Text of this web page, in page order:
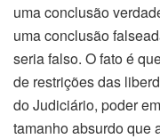
uma conclusão
uma conclusão
seria falso. O fato é
de restrições das
do Judiciário, poder
tamanho absurdo que